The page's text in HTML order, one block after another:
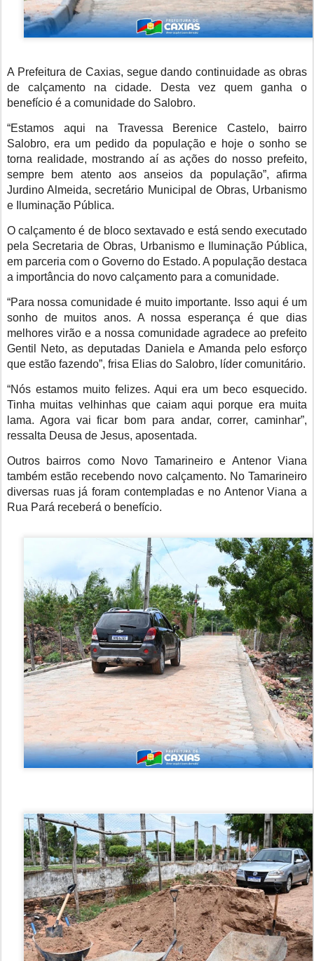
A Prefeitura de Caxias, segue dando continuidade as obras
de calçamento na cidade. Desta vez quem ganha o
benefício é a comunidade do Salobro.
“Estamos aqui na Travessa Berenice Castelo, bairro
Salobro, era um pedido da população e hoje o sonho se
torna realidade, mostrando aí as ações do nosso prefeito,
sempre bem atento aos anseios da população”, afirma
Jurdino Almeida, secretário Municipal de Obras, Urbanismo
e Iluminação Pública.
O calçamento é de bloco sextavado e está sendo executado
pela Secretaria de Obras, Urbanismo e Iluminação Pública,
em parceria com o Governo do Estado. A população destaca
a importância do novo calçamento para a comunidade.
“Para nossa comunidade é muito importante. Isso aqui é um
sonho de muitos anos. A nossa esperança é que dias
melhores virão e a nossa comunidade agradece ao prefeito
Gentil Neto, as deputadas Daniela e Amanda pelo esforço
que estão fazendo”, frisa Elias do Salobro, líder comunitário.
“Nós estamos muito felizes. Aqui era um beco esquecido.
Tinha muitas velhinhas que caiam aqui porque era muita
lama. Agora vai ficar bom para andar, correr, caminhar”,
ressalta Deusa de Jesus, aposentada.
Outros bairros como Novo Tamarineiro e Antenor Viana
também estão recebendo novo calçamento. No Tamarineiro
diversas ruas já foram contempladas e no Antenor Viana a
Rua Pará receberá o benefício.